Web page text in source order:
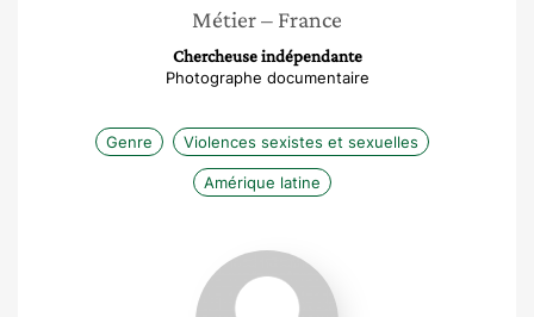
Métier– France
Chercheuse indépendante
Photographe documentaire
Genre Violences sexistes et sexuelles
Amérique latine
Clara
Moley